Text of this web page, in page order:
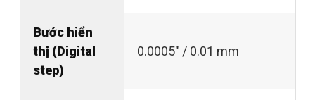
Bước hiển
thị (Digital
step)
0.0005" / 0.01 mm